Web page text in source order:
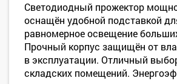
Светодиодный прожектор
оснащён удобной подставкой
равномерное освещение
Прочный корпус защищён от
в эксплуатации. Отличный
складских помещений.